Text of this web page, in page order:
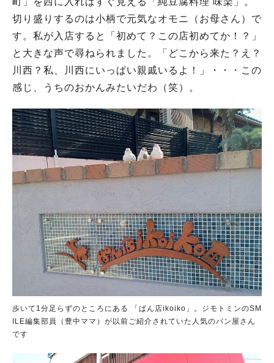
切り盛りするのは小柄で元気なオモニ（お母さん）で
す。私が入店すると「初めて？この店初めてか！？」
と大きな声で尋ねられました。「どこから来た？え？
川西？私、川西にいっぱい親戚いるよ！」・・・この
感じ、うちのおかんみたいだわ（笑）。
歩いて1分足らずのところにある 「ぱん店ikoiko」。ジモトミンのSM
ILE編集部員（豊中ママ）が以前ご紹介されていた人気のパン屋さん
です